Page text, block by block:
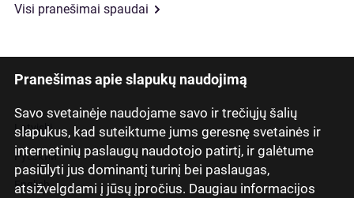
Pranešimas apie slapukų naudojimą
Savo svetainėje naudojame savo ir trečiųjų šalių
slapukus, kad suteiktume jums geresnę svetainės ir
internetinių paslaugų naudotojo patirtį, ir galėtume
pasiūlyti jus dominantį turinį bei paslaugas,
atsižvelgdami į jūsų įpročius. Daugiau informacijos
Visi pranešimai spaudai
Latviski
Русский
English